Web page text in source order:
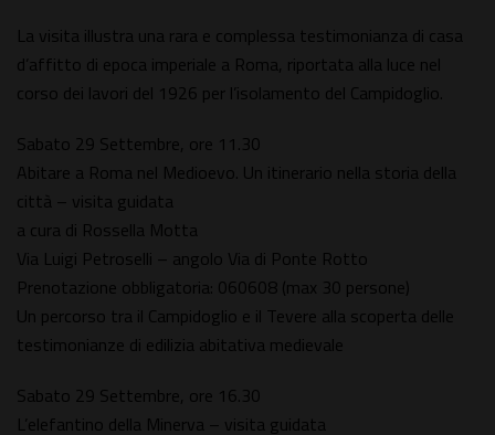
La visita illustra una rara e complessa testimonianza di casa
d’affitto di epoca imperiale a Roma, riportata alla luce nel
corso dei lavori del 1926 per l’isolamento del Campidoglio.
Sabato 29 Settembre, ore 11.30
Abitare a Roma nel Medioevo. Un itinerario nella storia della
città – visita guidata
a cura di Rossella Motta
Via Luigi Petroselli – angolo Via di Ponte Rotto
Prenotazione obbligatoria: 060608 (max 30 persone)
Un percorso tra il Campidoglio e il Tevere alla scoperta delle
testimonianze di edilizia abitativa medievale
Sabato 29 Settembre, ore 16.30
L’elefantino della Minerva – visita guidata